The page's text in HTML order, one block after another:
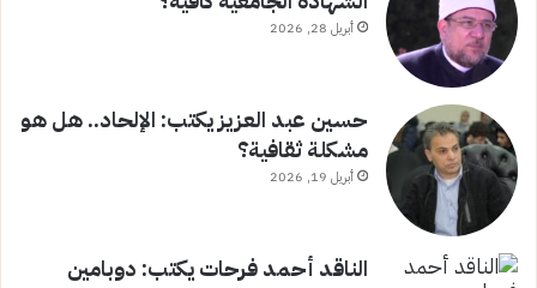
أبريل 28, 2026
حسين عبد العزيز يكتب: الإلحاد.. هل هو
مشكلة ثقافية؟
أبريل 19, 2026
الناقد أحمد فرحات يكتب: دوبامين